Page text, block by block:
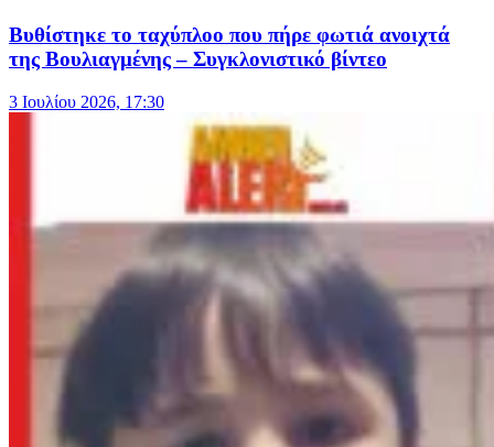
Βυθίστηκε το ταχύπλοο που πήρε φωτιά ανοιχτά
της Βουλιαγμένης – Συγκλονιστικό βίντεο
3 Ιουλίου 2026, 17:30